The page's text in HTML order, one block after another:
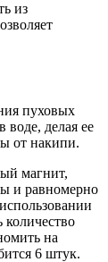
из
пуховых
воде, делая ее
от накипи.
магнит,
и равномерно
количество
на
6 штук.